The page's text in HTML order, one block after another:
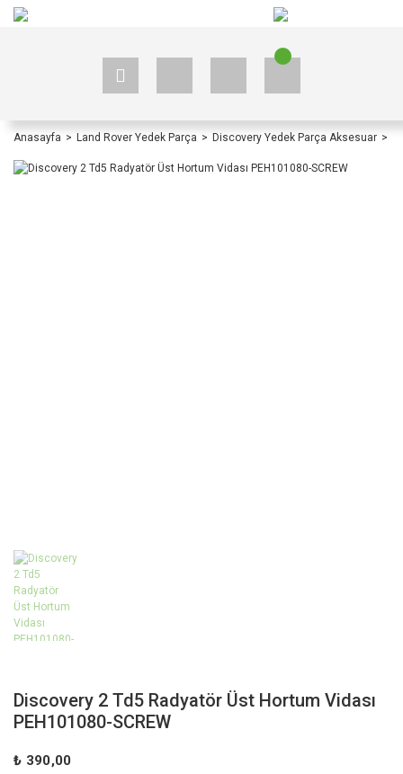
Anasayfa Land Rover Yedek Parça Discovery Yedek Parça Aksesuar
Discovery 2 Td5 Radyatör Üst Hortum Vidası
PEH101080-SCREW
₺ 390,00